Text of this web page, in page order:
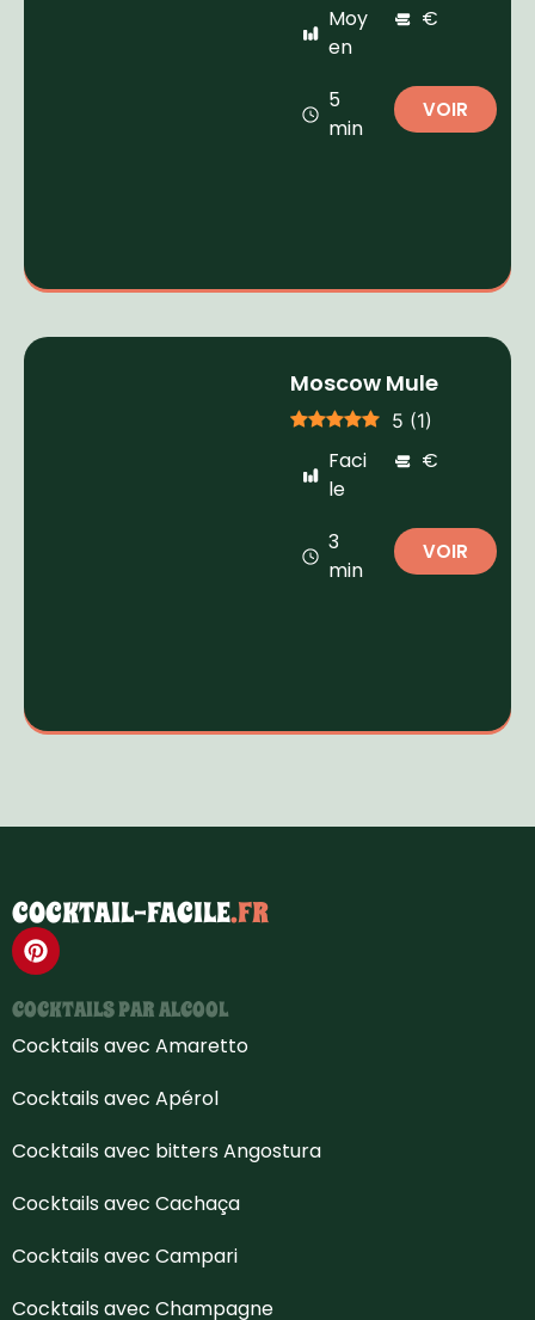
Moy
en
€
5
min
VOIR
Moscow Mule
5 (1)
Faci
le
€
3
min
VOIR
COCKTAIL-FACILE.FR
COCKTAILS PAR ALCOOL
Cocktails avec Amaretto
Cocktails avec Apérol
Cocktails avec bitters Angostura
Cocktails avec Cachaça
Cocktails avec Campari
Cocktails avec Champagne